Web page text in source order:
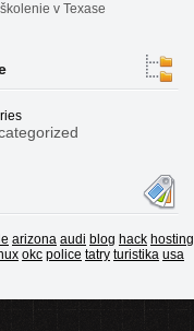
v Texase
arizona audi blog hack hosting
okc police tatry turistika usa